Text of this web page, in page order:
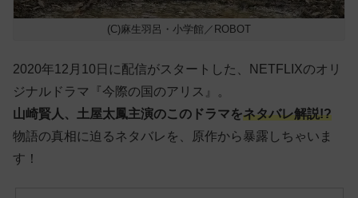
(C)麻生羽呂・小学館／ROBOT
2020年12月10日に配信がスタートした、NETFLIXのオリ
ジナルドラマ『今際の国のアリス』。
山崎賢人、土屋太鳳主演のこのドラマをネタバレ解説!?
物語の真相に迫るネタバレを、原作から暴露しちゃいま
す！